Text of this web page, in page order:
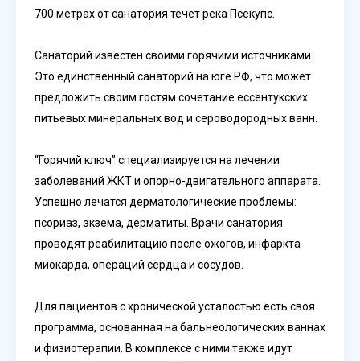
700 метрах от санатория течет река Псекупс.
Санаторий известен своими горячими источниками.
Это единственный санаторий на юге РФ, что может
предложить своим гостям сочетание ессентукских
питьевых минеральных вод и сероводородных ванн.
“Горячий ключ” специализируется на лечении
заболеваний ЖКТ и опорно-двигательного аппарата.
Успешно лечатся дерматологические проблемы:
псориаз, экзема, дерматиты. Врачи санатория
проводят реабилитацию после ожогов, инфаркта
миокарда, операций сердца и сосудов.
Для пациентов с хронической усталостью есть своя
программа, основанная на бальнеологических ваннах
и физиотерапии. В комплексе с ними также идут